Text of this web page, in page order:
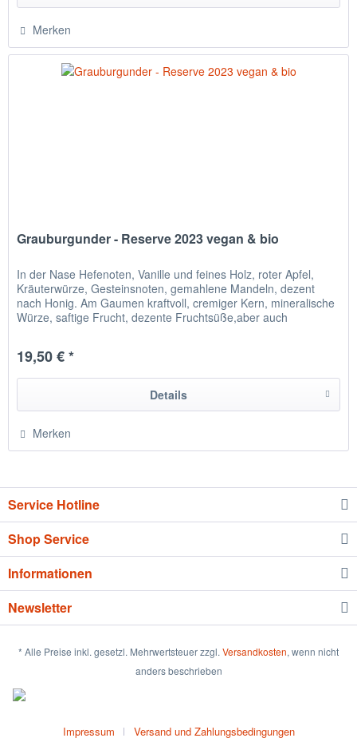
Merken
Grauburgunder - Reserve 2023 vegan & bio
In der Nase Hefenoten, Vanille und feines Holz, roter Apfel,
Kräuterwürze, Gesteinsnoten, gemahlene Mandeln, dezent
nach Honig. Am Gaumen kraftvoll, cremiger Kern, mineralische
Würze, saftige Frucht, dezente Fruchtsüße,aber auch
19,50 € *
Details
Merken
Service Hotline
Shop Service
Informationen
Newsletter
* Alle Preise inkl. gesetzl. Mehrwertsteuer zzgl. Versandkosten, wenn nicht
anders beschrieben
Impressum
Versand und Zahlungsbedingungen